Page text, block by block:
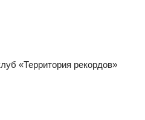
«Территория рекордов»